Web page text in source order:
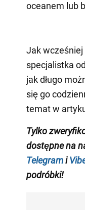
oceanem lub
Jak wcześniej
specjalistka
jak długo
się go
temat w
Tylko
dostępne na
Telegrami
podróbki!